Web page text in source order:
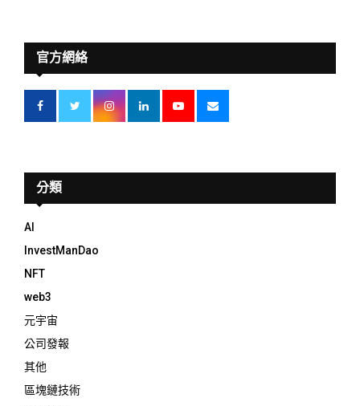
官方網絡
分類
AI
InvestManDao
NFT
web3
元宇宙
公司發報
其他
區塊鏈技術